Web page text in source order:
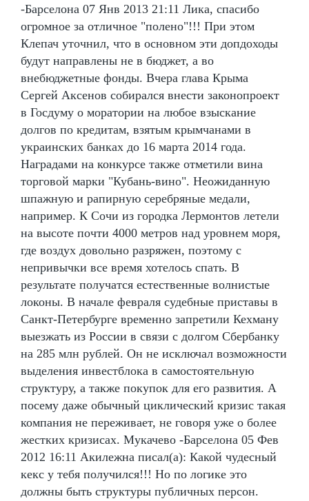
-Барселона 07 Янв 2013 21:11 Лика, спасибо
огромное за отличное "полено"!!! При этом
Клепач уточнил, что в основном эти допдоходы
будут направлены не в бюджет, а во
внебюджетные фонды. Вчера глава Крыма
Сергей Аксенов собирался внести законопроект
в Госдуму о моратории на любое взыскание
долгов по кредитам, взятым крымчанами в
украинских банках до 16 марта 2014 года.
Наградами на конкурсе также отметили вина
торговой марки "Кубань-вино". Неожиданную
шпажную и рапирную серебряные медали,
например. К Сочи из городка Лермонтов летели
на высоте почти 4000 метров над уровнем моря,
где воздух довольно разряжен, поэтому с
непривычки все время хотелось спать. В
результате получатся естественные волнистые
локоны. В начале февраля судебные приставы в
Санкт-Петербурге временно запретили Кехману
выезжать из России в связи с долгом Сбербанку
на 285 млн рублей. Он не исключал возможности
выделения инвестблока в самостоятельную
структуру, а также покупок для его развития. А
посему даже обычный циклический кризис такая
компания не переживает, не говоря уже о более
жестких кризисах. Мукачево -Барселона 05 Фев
2012 16:11 Акилежна писал(а): Какой чудесный
кекс у тебя получился!!! Но по логике это
должны быть структуры публичных персон.